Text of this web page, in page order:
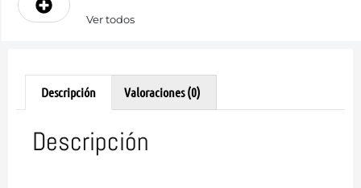
Ver todos
Descripción Valoraciones (0)
Descripción